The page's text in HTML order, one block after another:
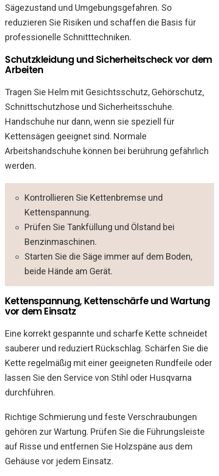
Sägezustand und Umgebungsgefahren. So
reduzieren Sie Risiken und schaffen die Basis für
professionelle Schnitttechniken.
Schutzkleidung und Sicherheitscheck vor dem
Arbeiten
Tragen Sie Helm mit Gesichtsschutz, Gehörschutz,
Schnittschutzhose und Sicherheitsschuhe.
Handschuhe nur dann, wenn sie speziell für
Kettensägen geeignet sind. Normale
Arbeitshandschuhe können bei berührung gefährlich
werden.
Kontrollieren Sie Kettenbremse und
Kettenspannung.
Prüfen Sie Tankfüllung und Ölstand bei
Benzinmaschinen.
Starten Sie die Säge immer auf dem Boden,
beide Hände am Gerät.
Kettenspannung, Kettenschärfe und Wartung
vor dem Einsatz
Eine korrekt gespannte und scharfe Kette schneidet
sauberer und reduziert Rückschlag. Schärfen Sie die
Kette regelmäßig mit einer geeigneten Rundfeile oder
lassen Sie den Service von Stihl oder Husqvarna
durchführen.
Richtige Schmierung und feste Verschraubungen
gehören zur Wartung. Prüfen Sie die Führungsleiste
auf Risse und entfernen Sie Holzspäne aus dem
Gehäuse vor jedem Einsatz.